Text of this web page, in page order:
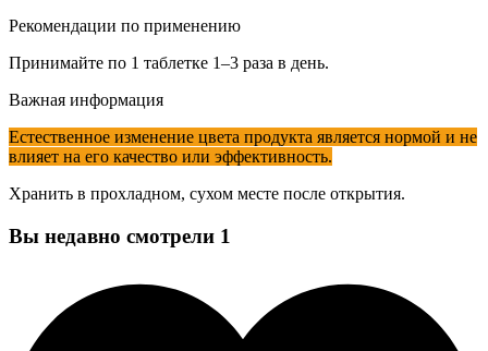
Рекомендации по применению
Принимайте по 1 таблетке 1–3 раза в день.
Важная информация
Естественное изменение цвета продукта является нормой и не
влияет на его качество или эффективность.
Хранить в прохладном, сухом месте после открытия.
Вы недавно смотрели 1